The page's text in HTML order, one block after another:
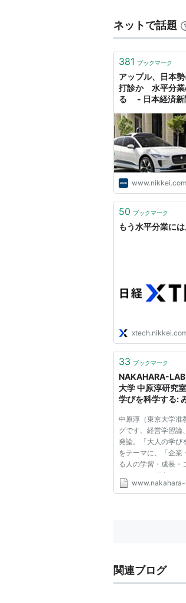
ネットで話題
381 ブックマーク
アップル、日本
打診か 水平分業
る - 日本経済新
www.nikkei.com
50 ブックマーク
もう水平分業に
33 ブックマーク
NAKAHARA-
大学 中原淳研究
学びを科学する:
が、ひとりに「垂
れちゃう話：イ
て、動画も編集で
も撮れるライタ
中原淳（東京大学准
グです。経営学習論
発論。「大人の学び
をテーマに、「企業
る人の学習・成長・
ション」を研究して
だって、あるWebを
関連ブログ